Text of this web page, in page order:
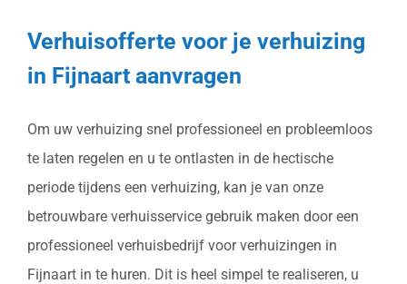
Verhuisofferte voor je verhuizing
in Fijnaart aanvragen
Om uw verhuizing snel professioneel en probleemloos
te laten regelen en u te ontlasten in de hectische
periode tijdens een verhuizing, kan je van onze
betrouwbare verhuisservice gebruik maken door een
professioneel verhuisbedrijf voor verhuizingen in
Fijnaart in te huren. Dit is heel simpel te realiseren, u